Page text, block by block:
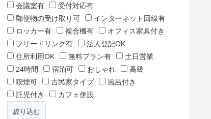
会議室有
受付対応有
郵便物の受け取り可
インターネット回線有
ロッカー有
複合機有
オフィス家具付き
フリードリンク有
法人登記OK
住所利用OK
無料プラン有
土日営業
24時間
宿泊可 おしゃれ
高級
喫煙可
古民家タイプ
風呂付き
託児付き
カフェ併設